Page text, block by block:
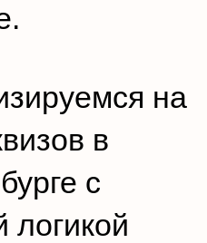
на
в
с
логикой